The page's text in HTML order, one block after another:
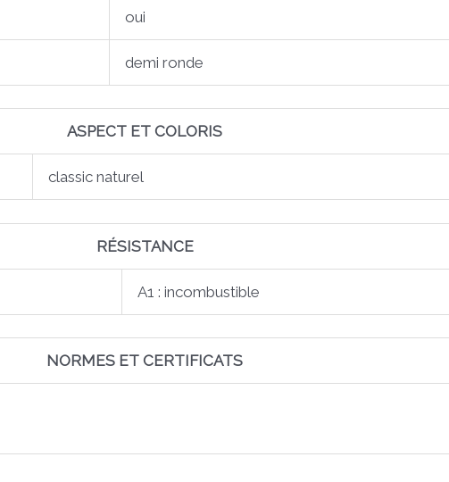
oui
demi ronde
ASPECT ET COLORIS
classic naturel
RÉSISTANCE
A1 : incombustible
NORMES ET CERTIFICATS